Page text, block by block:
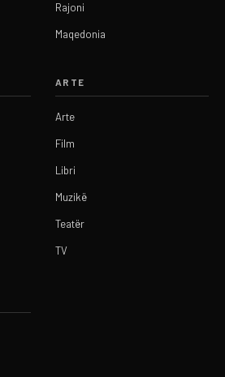
Rajoni
Maqedonia
ARTE
Arte
Film
Libri
Muzikë
Teatër
TV